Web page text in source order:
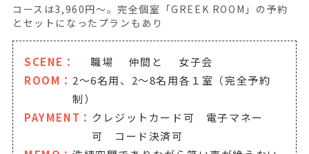
コースは3,960円～。完全個室「GREEK ROOM」の予約
とセットになったプランもあり
SCENE： 職場 仲間と
女子会
ROOM： 2～6名用、2～8名用各１室（完全予約
制）
PAYMENT： クレジットカード可 電子マネー
可 コード決済可